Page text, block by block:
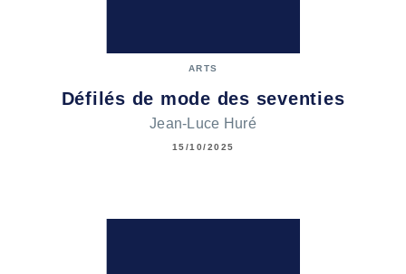
ARTS
Défilés de mode des seventies
Jean-Luce Huré
15/10/2025